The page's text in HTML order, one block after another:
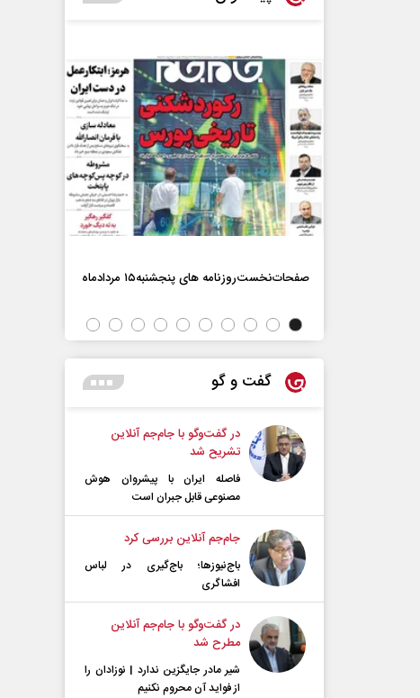
صفحات‌نخست‌روزنامه ها‌ی پنجشنبه‌۱۵ مردادماه
گفت و گو
در گفت‌و‌گو با جام‌جم آنلاین
تشریح شد
فاصله ایران با پیشرو‌ان هوش
مصنوعی قابل جبران است
جام‌جم آنلاین بررسی کرد
باج‌نیوزها؛ باج‌گیری در لباس
افشاگری
در گفت‌و‌گو با جام‌جم آنلاین
مطرح شد
شیر مادر جایگزین ندارد | نوزادان را
از فواید آن محروم نکنیم